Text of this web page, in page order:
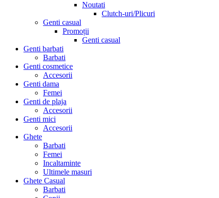
Noutati
Clutch-uri/Plicuri
Genti casual
Promoții
Genti casual
Genti barbati
Barbati
Genti cosmetice
Accesorii
Genti dama
Femei
Genti de plaja
Accesorii
Genti mici
Accesorii
Ghete
Barbati
Femei
Incaltaminte
Ultimele masuri
Ghete Casual
Barbati